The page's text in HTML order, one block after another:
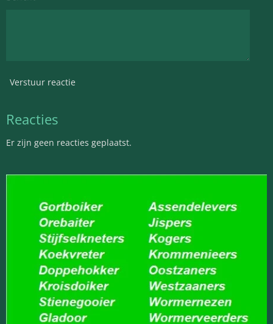
Verstuur reactie
Reacties
Er zijn geen reacties geplaatst.